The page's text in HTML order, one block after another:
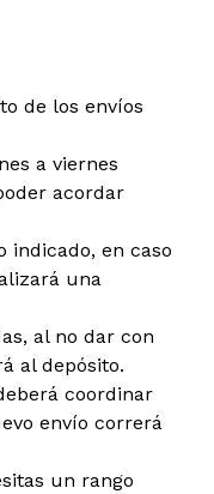
de los envíos
a viernes
acordar
indicado, en caso
una
al no dar con
al depósito.
coordinar
envío correrá
un rango